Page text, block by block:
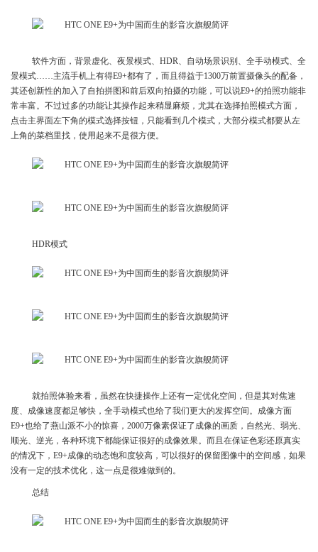
软件方面，背景虚化、夜景模式、HDR、自动场景识别、全手动模式、全
景模式……主流手机上有得E9+都有了，而且得益于1300万前置摄像头的配备，
其还创新性的加入了自拍拼图和前后双向拍摄的功能，可以说E9+的拍照功能非
常丰富。不过过多的功能让其操作起来稍显麻烦，尤其在选择拍照模式方面，
点击主界面左下角的模式选择按钮，只能看到几个模式，大部分模式都要从左
上角的菜档里找，使用起来不是很方便。
HDR模式
就拍照体验来看，虽然在快捷操作上还有一定优化空间，但是其对焦速
度、成像速度都足够快，全手动模式也给了我们更大的发挥空间。成像方面
E9+也给了燕山派不小的惊喜，2000万像素保证了成像的画质，自然光、弱光、
顺光、逆光，各种环境下都能保证很好的成像效果。而且在保证色彩还原真实
的情况下，E9+成像的动态饱和度较高，可以很好的保留图像中的空间感，如果
没有一定的技术优化，这一点是很难做到的。
总结